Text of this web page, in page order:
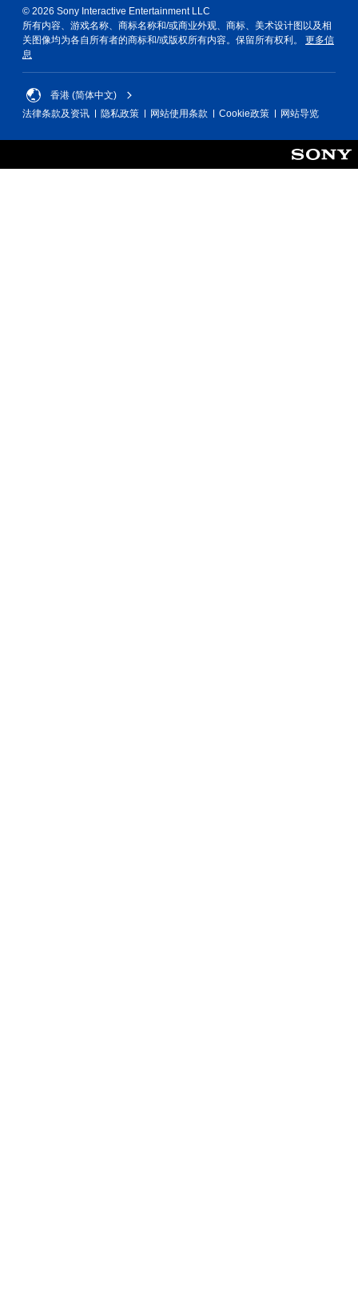
© 2026 Sony Interactive Entertainment LLC
所有内容、游戏名称、商标名称和/或商业外观、商标、美术设计图以及相
关图像均为各自所有者的商标和/或版权所有内容。保留所有权利。 更多信
息
香港 (简体中文)
法律条款及资讯
隐私政策 网站使用条款 Cookie政策 网站导览